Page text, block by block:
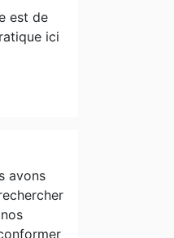
est de
ici
avons